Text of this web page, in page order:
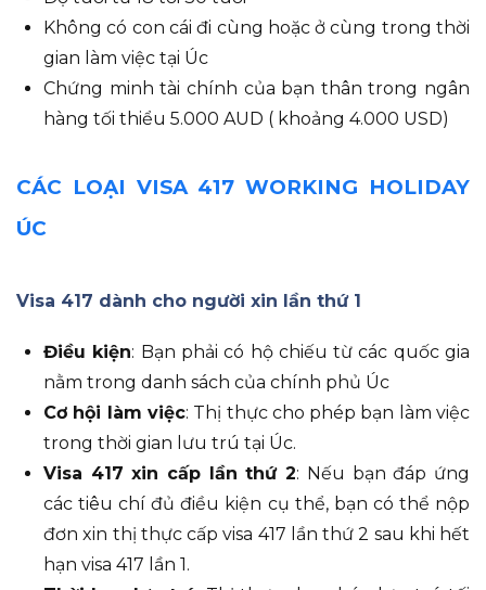
Không có con cái đi cùng hoặc ở cùng trong thời
gian làm việc tại Úc
Chứng minh tài chính của bạn thân trong ngân
hàng tối thiểu 5.000 AUD ( khoảng 4.000 USD)
CÁC LOẠI VISA 417 WORKING HOLIDAY
ÚC
Visa 417 dành cho người xin lần thứ 1
Điều kiện: Bạn phải có hộ chiếu từ các quốc gia
nằm trong danh sách của chính phủ Úc
Cơ hội làm việc: Thị thực cho phép bạn làm việc
trong thời gian lưu trú tại Úc.
Visa 417 xin cấp lần thứ 2: Nếu bạn đáp ứng
các tiêu chí đủ điều kiện cụ thể, bạn có thể nộp
đơn xin thị thực cấp visa 417 lần thứ 2 sau khi hết
hạn visa 417 lần 1.